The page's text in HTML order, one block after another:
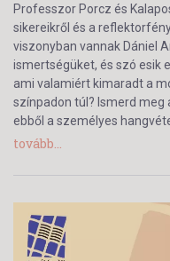
Professzor Porcz és
sikereikről és a
viszonyban vannak Dániel
ismertségüket, és szó esik
ami valamiért kimaradt a
színpadon túl? Ismerd meg
ebből a személyes
tovább...